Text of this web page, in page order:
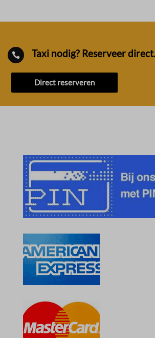
 Taxi nodig? Reserveer direct.
Direct reserveren